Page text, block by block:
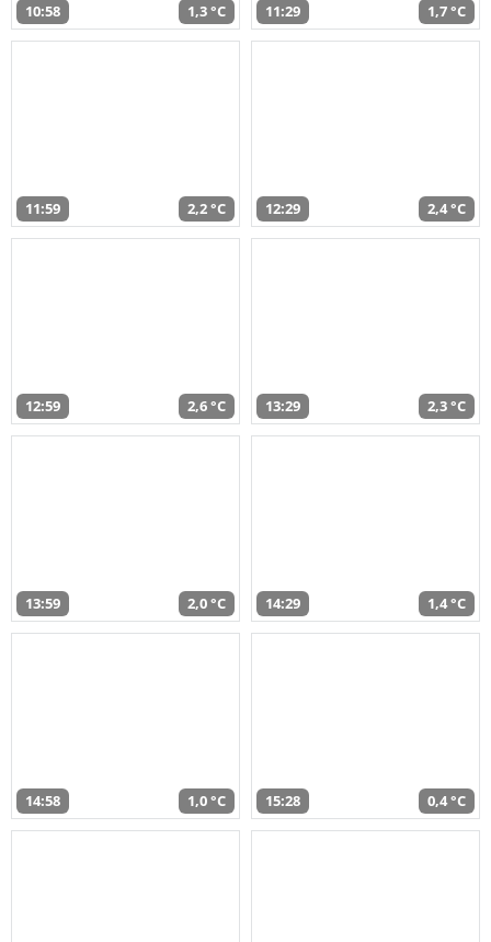
10:58 1,3 °C 11:29 1,7 °C
11:59 2,2 °C 12:29 2,4 °C
12:59 2,6 °C 13:29 2,3 °C
13:59 2,0 °C 14:29 1,4 °C
14:58 1,0 °C 15:28 0,4 °C